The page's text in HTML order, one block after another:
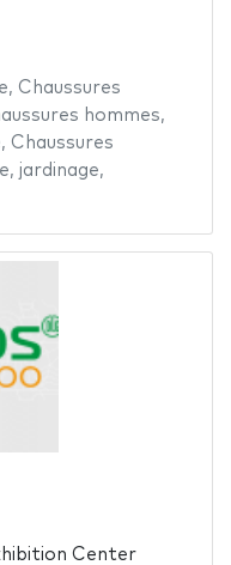
, Chaussures
hommes,
, Chaussures
, jardinage,
Center